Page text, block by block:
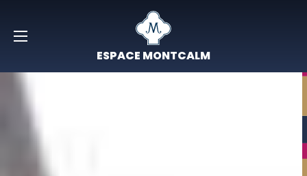
ESPACE MONTCALM